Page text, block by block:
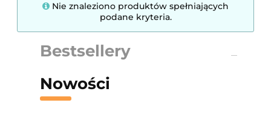
Nie znaleziono produktów spełniających
podane kryteria.
Nowości
Bestsellery